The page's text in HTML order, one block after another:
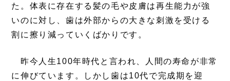
た。体表に存在する髪の毛や皮膚は再生能力が強
いのに対し、歯は外部からの大きな刺激を受ける
割に擦り減っていくばかりです。
昨今人生100年時代と言われ、人間の寿命が非常
に伸びています。しかし歯は10代で完成期を迎